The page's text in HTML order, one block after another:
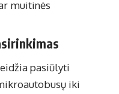
muitinės
pasiūlyti
iki